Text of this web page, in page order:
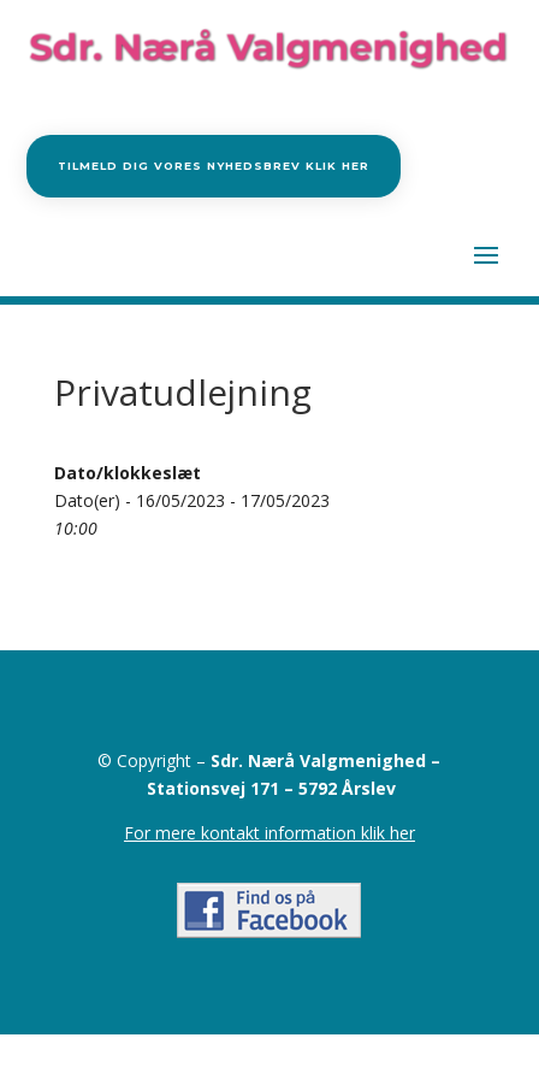
TILMELD DIG VORES NYHEDSBREV KLIK HER
Privatudlejning
Dato/klokkeslæt
Dato(er) - 16/05/2023 - 17/05/2023
10:00
© Copyright – Sdr. Nærå Valgmenighed –
Stationsvej 171 –5792 Årslev
For mere kontakt information klik her